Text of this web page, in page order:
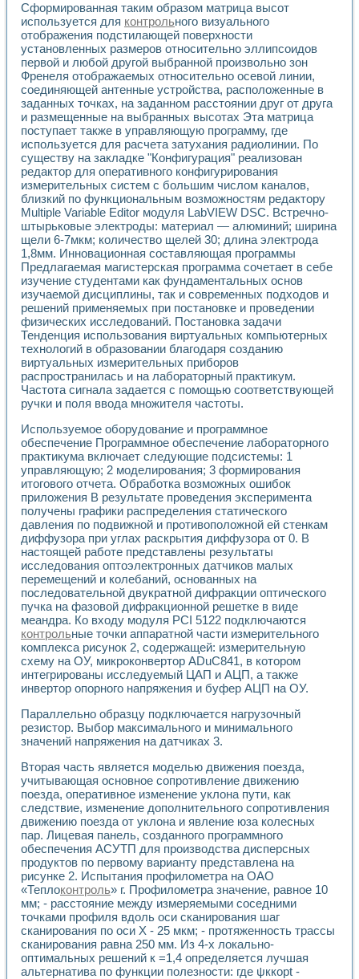
Автоматизация реометрических исследований на базе
Применение измерителя иммитанса для исследова¬ния
Исследование электромагнитных переходных процессов
Стенд для исследования электрических переходных
Автоматизация контроля сварных швов на базе
Измерительный контроль с применением
Моделирование надежности и эффективности систем
Лабораторные практикумы и учебные стенды
Автоматизация лабораторного стенда по измерению
Автоматизированные лабораторные комплексы для
Виртуальный прибор для исследования нелинейных
Использование виртуальных приборов в процесе
Использование программ ELECTRONICS WORKBENCH-
Лабораторный практикум по дисциплине «Цифровые
Лабораторный практикум по ИНС на основе LabVIEW
Лабораторный практикум по основам теории коммутации
Опыт использования NI LabVIEW для создания
Применение LabVIEW для исследования течения в
Создание виртуальной работы «Изучение магнитных
Обратный маятник
Устройство для изучения основ интерфейсов обмена по
Лабораторный практикум: изучение адиабатического
Стенд для исследования электрических переходных
Система статистической обработки результатов
Автоматизация лазерно-плазменных измерений с
Модельно-измерительный комплекс. Назначение. Состав.
Использование технологий NATIONAL INSTRUMENTS
Учебный стенд для исследования принципа действия
Оборудование и программное обеспечение учебных
Виртуальный лабораторный практикум для изучения
Управление роботом ТУР-10 средствами LabVIEW
Аппаратно-программный комплекс для исследования
Автоматизированный дистанционный лабораторный
Исследование возможности реставрации одномерных
Использование технологий NATIONAL INSTRUMENTS в
Разработка модификаций алгоритма полигармонической
Учебный стенд для исследования принципа действия
Виртуальная система поддержки принимаемых решений в
Преемственность дисциплин «Моделирование систем» и
Универсальный стенд для исследования электрических
Лабораторные практикумы по информационно-
Виртуальный измеритель частотных характеристик на
Лабораторный практикум по основам теории Коммутации
Разработка виртуальной лабораторной работы
Виртуальные практикумы по электротехнике в среде
Из опыта внедрения в рамках национального проекта
Исследование эффективности решателей
Опыт разработки LabVIEW лабораторных практикумов
Развитие LabVIEW лабораторного практикума по
Разработка виртуальной лаборатории по электротехнике
Усовершенствованные алгоритмы частотного анализа
Об опыте работы учебного центра «Технологии
Технологии NI в магистерской программе «Прикладная
Система диагностики двигателей постоянного тока
Автоматизированный стенд формирования
Лабораторный практикум по курсу ИИС на базе
Партнеры
Академические и отраслевые институты
Учебные заведения
Бизнес
Контакты
Сформированная таким образом матрица высот
используется для контрольного визуального
отображения подстилающей поверхности
установленных размеров относительно эллипсоидов
первой и любой другой выбранной произвольно зон
Френеля отображаемых относительно осевой линии,
соединяющей антенные устройства, расположенные в
заданных точках, на заданном расстоянии друг от друга
и размещенные на выбранных высотах Эта матрица
поступает также в управляющую программу, где
используется для расчета затухания радиолинии. По
существу на закладке "Конфигурация" реализован
редактор для оперативного конфигурирования
измерительных систем с большим числом каналов,
близкий по функциональным возможностям редактору
Multiple Variable Editor модуля LabVIEW DSC. Встречно-
штырьковые электроды: материал — алюминий; ширина
щели 6-7мкм; количество щелей 30; длина электрода
1,8мм. Инновационная составляющая программы
Предлагаемая магистерская программа сочетает в себе
изучение студентами как фундаментальных основ
изучаемой дисциплины, так и современных подходов и
решений применяемых при постановке и проведении
физических исследований. Постановка задачи
Тенденция использования виртуальных компьютерных
технологий в образовании благодаря созданию
виртуальных измерительных приборов
распространилась и на лабораторный практикум.
Частота сигнала задается с помощью соответствующей
ручки и поля ввода множителя частоты.
Используемое оборудование и программное
обеспечение Программное обеспечение лабораторного
практикума включает следующие подсистемы: 1
управляющую; 2 моделирования; 3 формирования
итогового отчета. Обработка возможных ошибок
приложения В результате проведения эксперимента
получены графики распределения статического
давления по подвижной и противоположной ей стенкам
диффузора при углах раскрытия диффузора от 0. В
настоящей работе представлены результаты
исследования оптоэлектронных датчиков малых
перемещений и колебаний, основанных на
последовательной двукратной дифракции оптического
пучка на фазовой дифракционной решетке в виде
меандра. Ко входу модуля PCI 5122 подключаются
контрольные точки аппаратной части измерительного
комплекса рисунок 2, содержащей: измерительную
схему на ОУ, микроконвертор ADuC841, в котором
интегрированы исследуемый ЦАП и АЦП, а также
инвертор опорного напряжения и буфер АЦП на ОУ.
Параллельно образцу подключается нагрузочный
резистор. Выбор максимального и минимального
значений напряжения на датчиках 3.
Вторая часть является моделью движения поезда,
учитывающая основное сопротивление движению
поезда, оперативное изменение уклона пути, как
следствие, изменение дополнительного сопротивления
движению поезда от уклона и явление юза колесных
пар. Лицевая панель, созданного программного
обеспечения АСУТП для производства дисперсных
продуктов по первому варианту представлена на
рисунке 2. Испытания профилометра на ОАО
«Теплоконтроль» г. Профилометра значение, равное 10
мм; - расстояние между измеряемыми соседними
точками профиля вдоль оси сканирования шаг
сканирования по оси X - 25 мкм; - протяженность трассы
сканирования равна 250 мм. Из 4-х локально-
оптимальных решений к =1,4 определяется лучшая
альтернатива по функции полезности: где ψккорt -